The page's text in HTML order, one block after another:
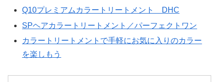
Q10プレミアムカラートリートメント DHC
SPヘアカラートリートメント／パーフェクトワン
カラートリートメントで手軽にお気に入りのカラー
を楽しもう